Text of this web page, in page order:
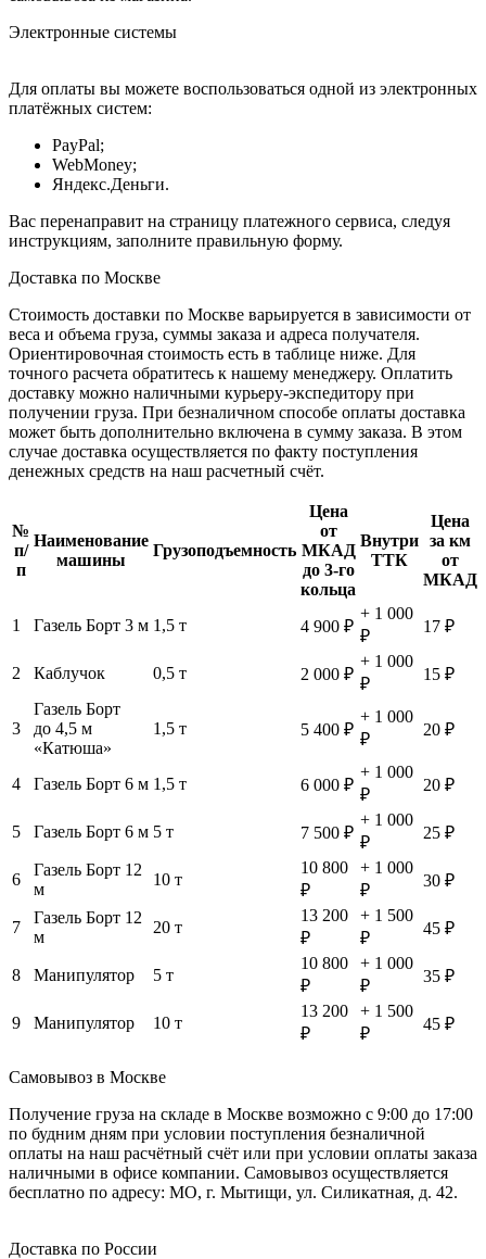
Электронные системы
Для оплаты вы можете воспользоваться одной из электронных
платёжных систем:
PayPal;
WebMoney;
Яндекс.Деньги.
Вас перенаправит на страницу платежного сервиса, следуя
инструкциям, заполните правильную форму.
Доставка по Москве
Стоимость доставки по Москве варьируется в зависимости от
веса и объема груза, суммы заказа и адреса получателя.
Ориентировочная стоимость есть в таблице ниже. Для
точного расчета обратитесь к нашему менеджеру. Оплатить
доставку можно наличными курьеру-экспедитору при
получении груза. При безналичном способе оплаты доставка
может быть дополнительно включена в сумму заказа. В этом
случае доставка осуществляется по факту поступления
денежных средств на наш расчетный счёт.
№
п/
п
Наименование
машины
Грузоподъемность
Цена
от
МКАД
до 3-го
кольца
Внутри
ТТК
Цена
за км
от
МКАД
1 Газель Борт 3 м 1,5 т 4 900 ₽
+ 1 000
₽
17 ₽
2 Каблучок 0,5 т 2 000 ₽
+ 1 000
₽
15 ₽
3
Газель Борт
до 4,5 м
«Катюша»
1,5 т 5 400 ₽
+ 1 000
₽
20 ₽
4 Газель Борт 6 м 1,5 т 6 000 ₽
+ 1 000
₽
20 ₽
5 Газель Борт 6 м 5 т 7 500 ₽
+ 1 000
₽
25 ₽
6
Газель Борт 12
м
10 т
10 800
₽
+ 1 000
₽
30 ₽
7
Газель Борт 12
м
20 т
13 200
₽
+ 1 500
₽
45 ₽
8 Манипулятор 5 т
10 800
₽
+ 1 000
₽
35 ₽
9 Манипулятор 10 т
13 200
₽
+ 1 500
₽
45 ₽
Самовывоз в Москве
Получение груза на складе в Москве возможно с 9:00 до 17:00
по будним дням при условии поступления безналичной
оплаты на наш расчётный счёт или при условии оплаты заказа
наличными в офисе компании. Самовывоз осуществляется
бесплатно по адресу: МО, г. Мытищи, ул. Силикатная, д. 42.
Доставка по России